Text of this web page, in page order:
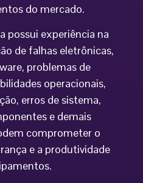
do mercado.
possui experiência na
de falhas eletrônicas,
problemas de
operacionais,
erros de sistema,
e demais
comprometer o
e a produtividade